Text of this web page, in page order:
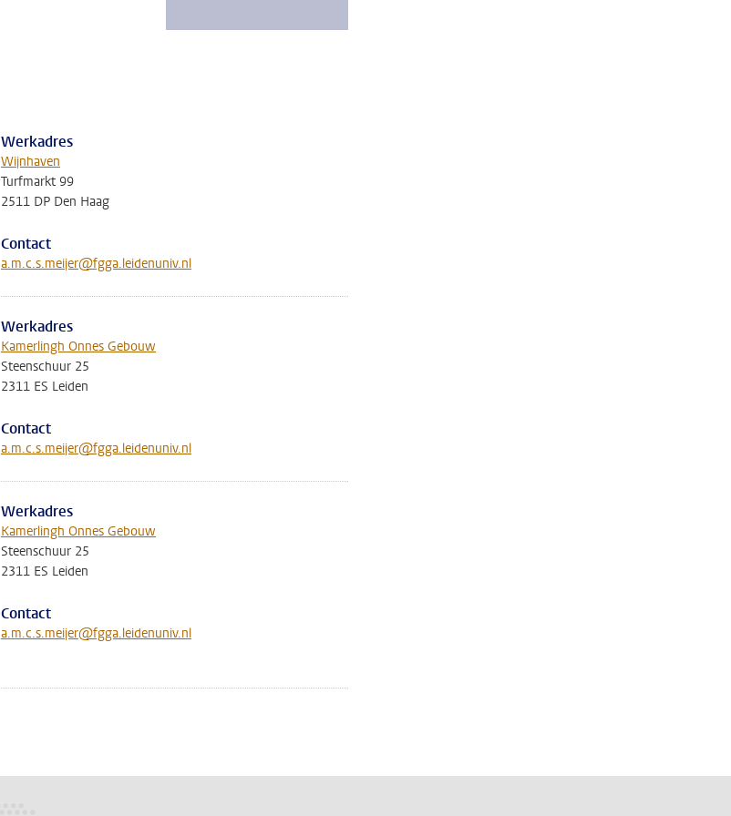
Werkadres
Wijnhaven
Turfmarkt 99
2511 DP Den Haag
Contact
a.m.c.s.meijer@fgga.leidenuniv.nl
Werkadres
Kamerlingh Onnes Gebouw
Steenschuur 25
2311 ES Leiden
Contact
a.m.c.s.meijer@fgga.leidenuniv.nl
Werkadres
Kamerlingh Onnes Gebouw
Steenschuur 25
2311 ES Leiden
Contact
a.m.c.s.meijer@fgga.leidenuniv.nl